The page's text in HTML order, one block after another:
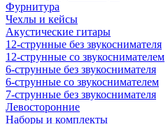
Фурнитура
Чехлы и кейсы
Акустические гитары
12-струнные без звукоснимателя
12-струнные со звукоснимателем
6-струнные без звукоснимателя
6-струнные со звукоснимателем
7-струнные без звукоснимателя
Левосторонние
Наборы и комплекты